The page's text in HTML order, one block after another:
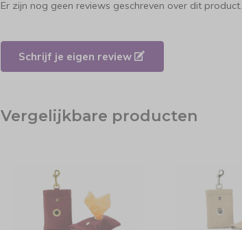
Er zijn nog geen reviews geschreven over dit product.
Schrijf je eigen review
Vergelijkbare producten